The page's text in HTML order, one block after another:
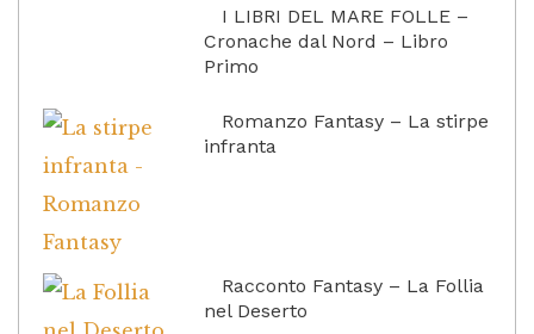
I LIBRI DEL MARE FOLLE –
Cronache dal Nord – Libro
Primo
Romanzo Fantasy – La stirpe
infranta
Racconto Fantasy – La Follia
nel Deserto